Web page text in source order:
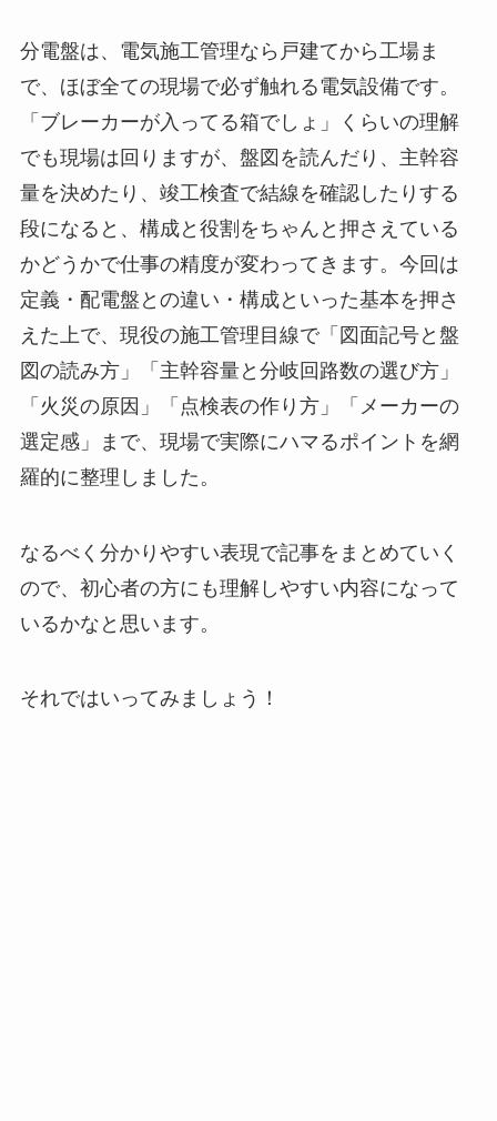
分電盤は、電気施工管理なら戸建てから工場ま
で、ほぼ全ての現場で必ず触れる電気設備です。
「ブレーカーが入ってる箱でしょ」くらいの理解
でも現場は回りますが、盤図を読んだり、主幹容
量を決めたり、竣工検査で結線を確認したりする
段になると、構成と役割をちゃんと押さえている
かどうかで仕事の精度が変わってきます。今回は
定義・配電盤との違い・構成といった基本を押さ
えた上で、現役の施工管理目線で「図面記号と盤
図の読み方」「主幹容量と分岐回路数の選び方」
「火災の原因」「点検表の作り方」「メーカーの
選定感」まで、現場で実際にハマるポイントを網
羅的に整理しました。
なるべく分かりやすい表現で記事をまとめていく
ので、初心者の方にも理解しやすい内容になって
いるかなと思います。
それではいってみましょう！